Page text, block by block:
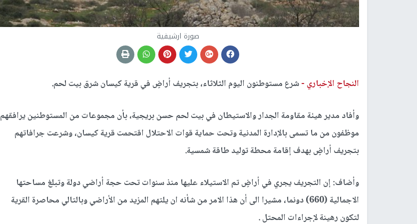
صورة ارشيفية
النجاح الإخباري -شرع مستوطنون اليوم الثلاثاء، بتجريف أراضٍ في قرية كيسان شرق بيت لحم.
وأفاد مدير هيئة مقاومة الجدار والاستيطان في بيت لحم حسن بريجية، بأن مجموعات من المستوطنين يرافقهم
موظفون من ما تسمى بالإدارة المدنية وتحت حماية قوات الاحتلال اقتحمت قرية كيسان، وشرعت جرافاتهم
بتجريف أراضٍ بهدف إقامة محطة توليد طاقة شمسية.
وأضاف: إن التجريف يجري في أراضٍ تم الاستيلاء عليها منذ سنوات تحت حجة أراضي دولة وتبلغ مساحتها
الاجمالية (660) دونما، مشيرا الى أن هذا الامر من شأنه ان يلتهم المزيد من الأراضي وبالتالي محاصرة القرية
لتكون رهينة لإجراءات المحتل .